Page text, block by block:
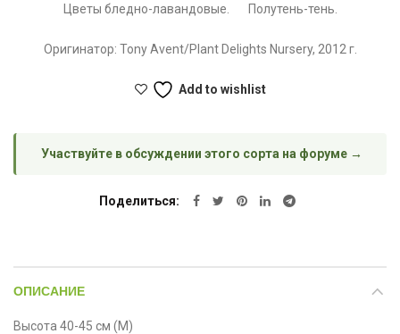
Цветы бледно-лавандовые. Полутень-тень.
Оригинатор: Tony Avent/Plant Delights Nursery, 2012 г.
Add to wishlist
Участвуйте в обсуждении этого сорта на форуме →
Поделиться
ОПИСАНИЕ
Высота 40-45 см (М)